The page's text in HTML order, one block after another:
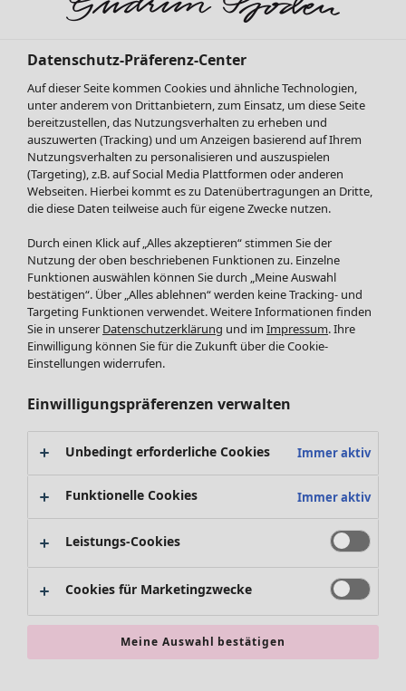
SALE Mode
Alle anzeigen
Kleider
Tuniken
Blusen
Pullover & Shirts
Hosen
Röcke
Jacken & Mäntel
Leggings /Strumpfhosen
Accessoires
Schuhe
Bademode
Basics
SALE Zuhause
Alle anzeigen
Teppiche
SALE Aktionen
Datenschutz-Präferenz-Center
Auf dieser Seite kommen Cookies und ähnliche Technologien,
unter anderem von Drittanbietern, zum Einsatz, um diese Seite
bereitzustellen, das Nutzungsverhalten zu erheben und
auszuwerten (Tracking) und um Anzeigen basierend auf Ihrem
Nutzungsverhalten zu personalisieren und auszuspielen
(Targeting), z.B. auf Social Media Plattformen oder anderen
Webseiten. Hierbei kommt es zu Datenübertragungen an Dritte,
die diese Daten teilweise auch für eigene Zwecke nutzen.
Durch einen Klick auf „Alles akzeptieren“ stimmen Sie der
Nutzung der oben beschriebenen Funktionen zu. Einzelne
Funktionen auswählen können Sie durch „Meine Auswahl
bestätigen“. Über „Alles ablehnen“ werden keine Tracking- und
Targeting Funktionen verwendet. Weitere Informationen finden
Sie in unserer Datenschutzerklärung und im Impressum. Ihre
Einwilligung können Sie für die Zukunft über die Cookie-
Einstellungen widerrufen.
Einwilligungspräferenzen verwalten
Unbedingt erforderliche Cookies Immer aktiv
Funktionelle Cookies Immer aktiv
Leistungs-Cookies
Cookies für Marketingzwecke
Meine Auswahl bestätigen